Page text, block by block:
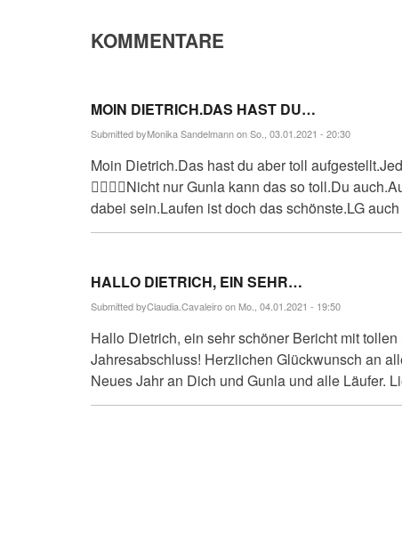
KOMMENTARE
MOIN DIETRICH.DAS HAST DU…
Submitted byMonika Sandelmannon So., 03.01.2021 - 20:30
Moin Dietrich.Das hast du aber toll
👍🏻👍🏻Nicht nur Gunla kann das so toll.Du
dabei sein.Laufen ist doch das schönste.LG
HALLO DIETRICH, EIN SEHR…
Submitted byClaudia.Cavaleiroon Mo., 04.01.2021 - 19:50
Hallo Dietrich, ein sehr schöner Bericht mit
Jahresabschluss! Herzlichen Glückwunsch an
Neues Jahr an Dich und Gunla und alle Läufer.